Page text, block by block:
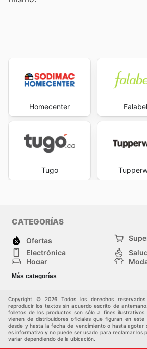
Homecenter
Tugo
CATEGORÍAS
Ofertas
Electrónica
Hogar
Herramientas y jardinería
Infancia
Más categorías
Copyright © 2026 Todos los derechos
reproducir los textos sin acuerdo escrito de
folletos de los productos son sólo a fines
vienen de distribuidores oficiales que figuran en
desde y hasta la fecha de vencimiento o hasta agotar
es informativo y no puede ser usado para reclamar los
variar dependiendo de la ubicación.